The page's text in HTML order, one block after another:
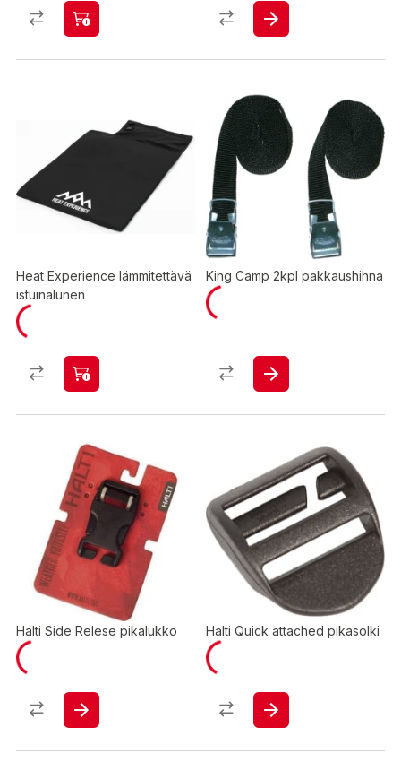
Heat Experience lämmitettävä
istuinalunen
King Camp 2kpl pakkaushihna
Halti Side Relese pikalukko Halti Quick attached pikasolki